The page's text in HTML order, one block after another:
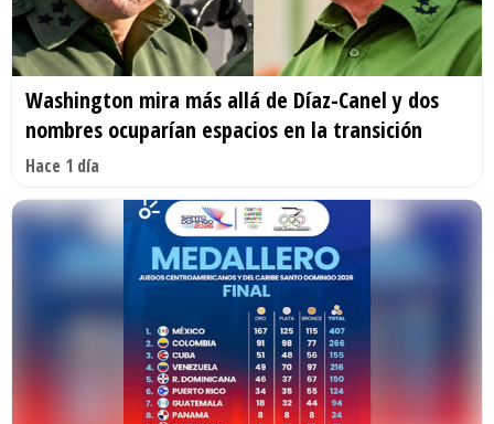
Washington mira más allá de Díaz-Canel y dos
nombres ocuparían espacios en la transición
Hace 1 día